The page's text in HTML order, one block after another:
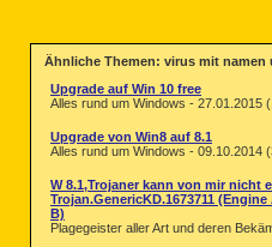
Ähnliche Themen: virus mit namen
Upgrade auf Win 10 free
Alles rund um Windows - 27.01.2015
Upgrade von Win8 auf 8.1
Alles rund um Windows - 09.10.2014
W 8.1,Trojaner kann von mir nicht
Trojan.GenericKD.1673711
B)
Plagegeister aller Art und deren